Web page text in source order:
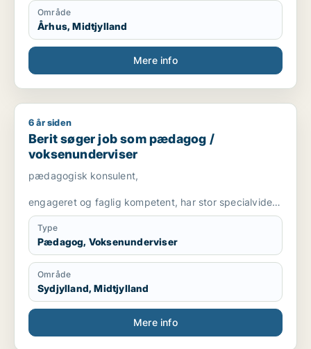
Område
Århus, Midtjylland
Mere info
Berit søger job som pædagog / voksenunderviser
6 år siden
Berit søger job som pædagog /
voksenunderviser
pædagogisk konsulent,
engageret og faglig kompetent, har stor specialviden
og er fleksibel
Type
Pædagog, Voksenunderviser
Område
Sydjylland, Midtjylland
Mere info